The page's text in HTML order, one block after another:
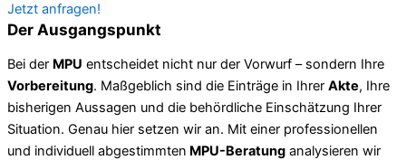
Jetzt anfragen!
Der Ausgangspunkt
Bei der MPU entscheidet nicht nur der Vorwurf – sondern Ihre
Vorbereitung. Maßgeblich sind die Einträge in Ihrer Akte, Ihre
bisherigen Aussagen und die behördliche Einschätzung Ihrer
Situation. Genau hier setzen wir an. Mit einer professionellen
und individuell abgestimmten MPU-Beratung analysieren wir